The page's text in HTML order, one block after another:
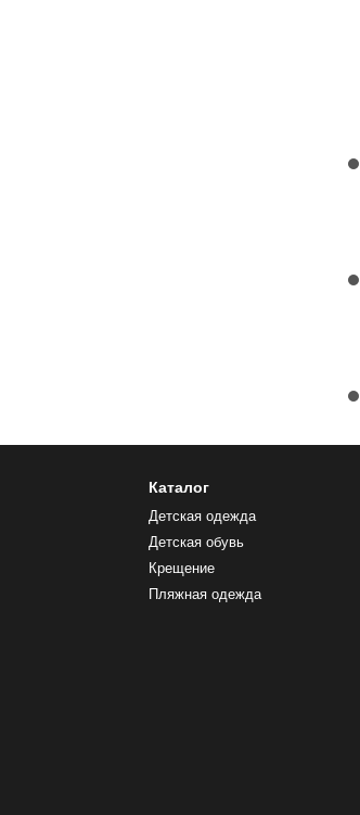
Каталог
Детская одежда
Детская обувь
Крещение
Пляжная одежда